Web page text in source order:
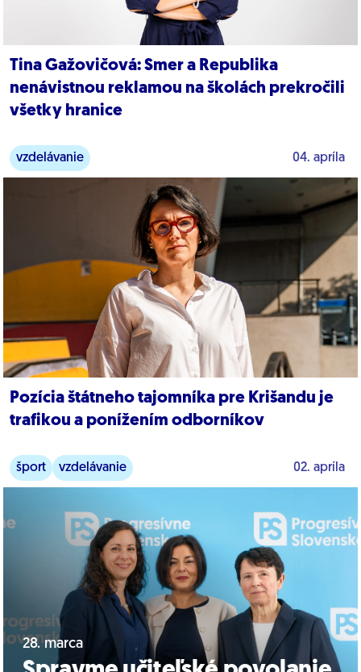
Tina Gažovičová: Smer a Republika
nenávistnou reklamou na školách prekročili
všetky hranice
vzdelávanie 04. apríla
Pozícia štátneho tajomníka pre Krišandu je
trafikou a ponížením odborníkov
šport vzdelávanie 02. apríla
28. marca